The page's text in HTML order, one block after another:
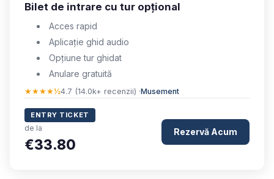
Bilet de intrare cu tur opțional
Acces rapid
Aplicație ghid audio
Opțiune tur ghidat
Anulare gratuită
★★★★½4.7 (14.0k+ recenzii) ·Musement
ENTRY TICKET
de la
€33.80
Rezervă Acum